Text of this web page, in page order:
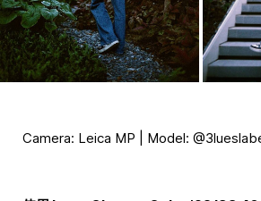
Camera: Leica MP | Model: